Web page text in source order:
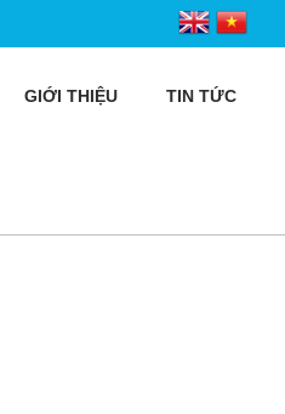
GIỚI THIỆU TIN TỨC